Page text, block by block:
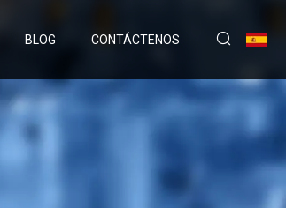
BLOG CONTÁCTENOS